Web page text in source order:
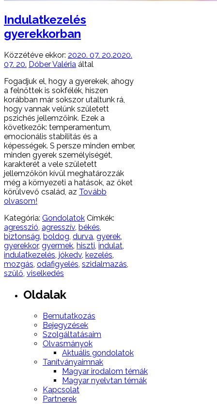
Indulatkezelés
gyerekkorban
Közzétéve ekkor: 2020. 07. 20.2020.
07. 20. Dóber Valéria által
Fogadjuk el, hogy a gyerekek, ahogy
a felnőttek is sokfélék, hiszen
korábban már sokszor utaltunk rá,
hogy vannak velünk született
pszichés jellemzőink. Ezek a
következők: temperamentum,
emocionális stabilitás és a
képességek. S persze minden ember,
minden gyerek személyiségét,
karakterét a vele született
jellemzőkön kívül meghatározzák
még a környezeti a hatások, az őket
körülvevő család, az Tovább
olvasom!
Kategória: Gondolatok Címkék:
agresszió agresszív békés
biztonság boldog durva gyerek
gyerekkor, gyermek hiszti indulat
indulatkezelés jókedv kezelés
mozgás odafigyelés szidalmazás
szülő viselkedés
Oldalak
Bemutatkozás
Bejegyzések
Szolgáltatásaim
Olvasmányok
Aktuális gondolatok
Tanítványaimnak
Magyar irodalom témák
Magyar nyelvtan témák
Kapcsolat
Partnerek